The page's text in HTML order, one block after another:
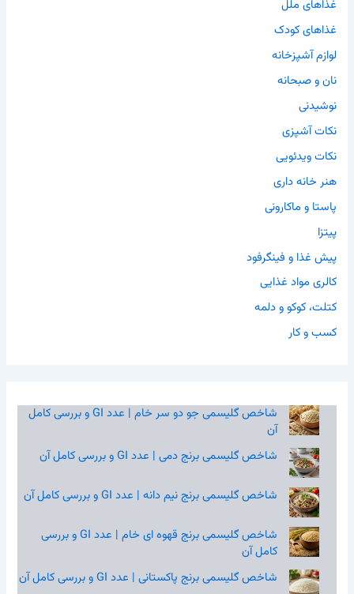
غذاهای ملل
غذاهای کودک
لوازم آشپزخانه
نان و صبحانه
نوشیدنی
نکات آشپزی
نکات ویدئویی
هنر خانه داری
پاستا و ماکارونی
پیتزا
پیش غذا و فینگرفود
کالری مواد غذایی
کتلت، کوکو و دلمه
کسب و کار
شاخص گلیسمی جو دو سر خام | عدد GI و بررسی کامل
آن
شاخص گلیسمی برنج دمی | عدد GI و بررسی کامل آن
شاخص گلیسمی برنج نیم‌ دانه | عدد GI و بررسی کامل آن
شاخص گلیسمی برنج قهوه‌ ای خام | عدد GI و بررسی
کامل آن
شاخص گلیسمی برنج پاکستانی | عدد GI و بررسی کامل آن